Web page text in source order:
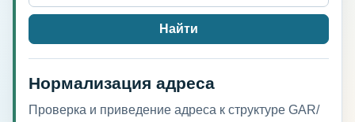
Найти
Нормализация адреса
Проверка и приведение адреса к структуре GAR/